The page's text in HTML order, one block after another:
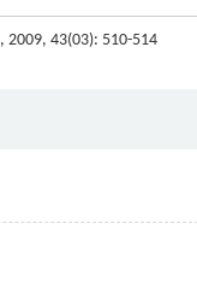
, 2009, 43(03): 510-514